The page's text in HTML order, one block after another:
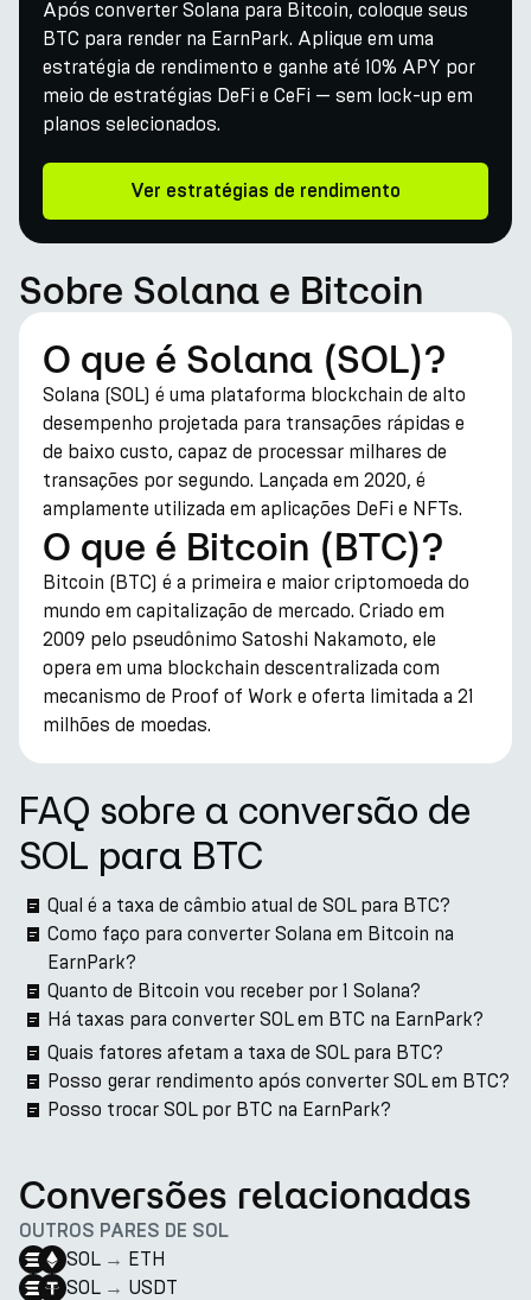
Após converter Solana para Bitcoin, coloque seus
BTC para render na EarnPark. Aplique em uma
estratégia de rendimento e ganhe até 10% APY por
meio de estratégias DeFi e CeFi — sem lock-up em
planos selecionados.
Ver estratégias de rendimento
Sobre Solana e Bitcoin
O que é Solana (SOL)?
Solana (SOL) é uma plataforma blockchain de alto
desempenho projetada para transações rápidas e
de baixo custo, capaz de processar milhares de
transações por segundo. Lançada em 2020, é
amplamente utilizada em aplicações DeFi e NFTs.
O que é Bitcoin (BTC)?
Bitcoin (BTC) é a primeira e maior criptomoeda do
mundo em capitalização de mercado. Criado em
2009 pelo pseudônimo Satoshi Nakamoto, ele
opera em uma blockchain descentralizada com
mecanismo de Proof of Work e oferta limitada a 21
milhões de moedas.
FAQ sobre a conversão de
SOL para BTC
Qual é a taxa de câmbio atual de SOL para BTC?
Como faço para converter Solana em Bitcoin na
EarnPark?
Quanto de Bitcoin vou receber por 1 Solana?
Há taxas para converter SOL em BTC na EarnPark?
Quais fatores afetam a taxa de SOL para BTC?
Posso gerar rendimento após converter SOL em BTC?
Posso trocar SOL por BTC na EarnPark?
Conversões relacionadas
OUTROS PARES DE SOL
SOL → ETH
SOL → USDT